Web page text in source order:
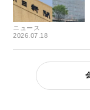
ニュース
2026.07.18